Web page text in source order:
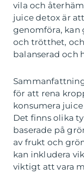
vila och
juice detox är
genomföra, kan
och trötthet,
balanserad och
för att rena
konsumera
Det finns olika
baserade på
av frukt och
kan inkludera
viktigt att vara